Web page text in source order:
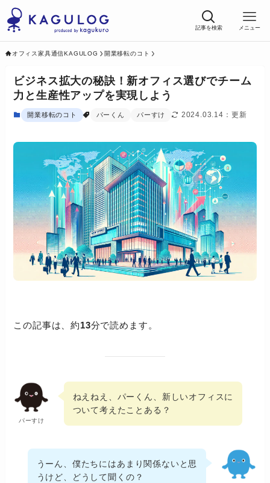
記事を検索 メニュー
オフィス家具通信KAGULOG 開業移転のコト
ビジネス拡大の秘訣！新オフィス選びでチーム
力と生産性アップを実現しよう
開業移転のコト パーくん パーすけ 2024.03.14
この記事は、約13分で読めます。
パーすけ
ねえねえ、パーくん、新しいオフィスに
ついて考えたことある？
うーん、僕たちにはあまり関係ないと思
うけど、どうして聞くの？